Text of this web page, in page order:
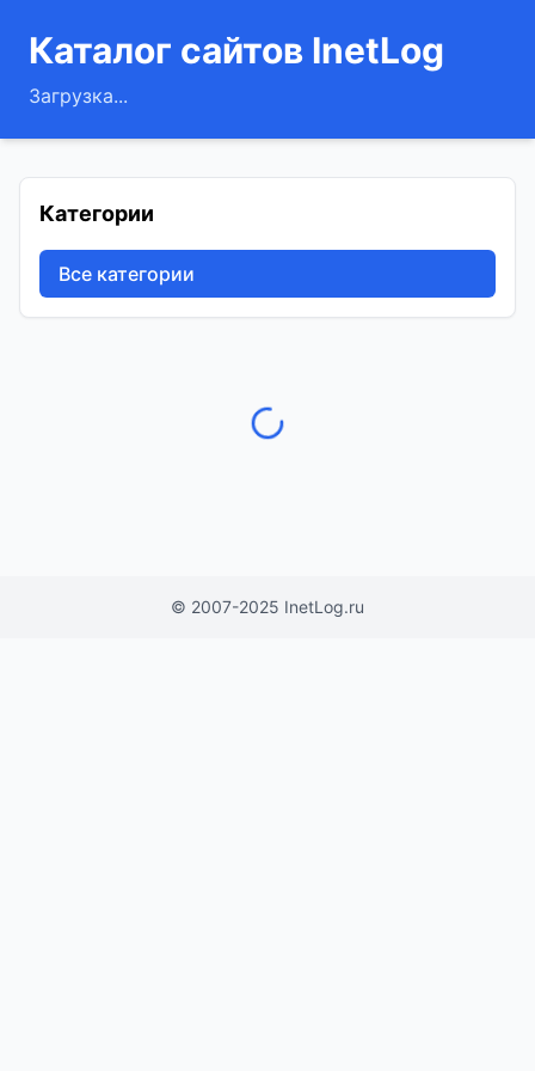
Каталог сайтов InetLog
Загрузка...
Категории
Все категории
© 2007-2025 InetLog.ru